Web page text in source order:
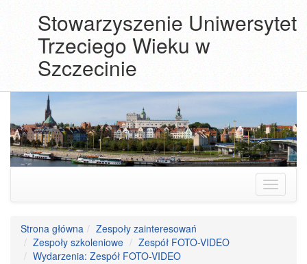
Stowarzyszenie Uniwersytet
Trzeciego Wieku w
Szczecinie
Strona główna
Zespoły zainteresowań
Zespoły szkoleniowe
Zespół FOTO-VIDEO
Wydarzenia: Zespół FOTO-VIDEO